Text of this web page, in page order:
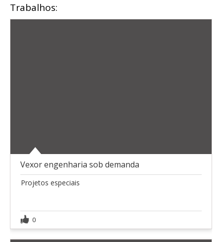
Trabalhos:
Vexor engenharia sob demanda
Projetos especiais
0